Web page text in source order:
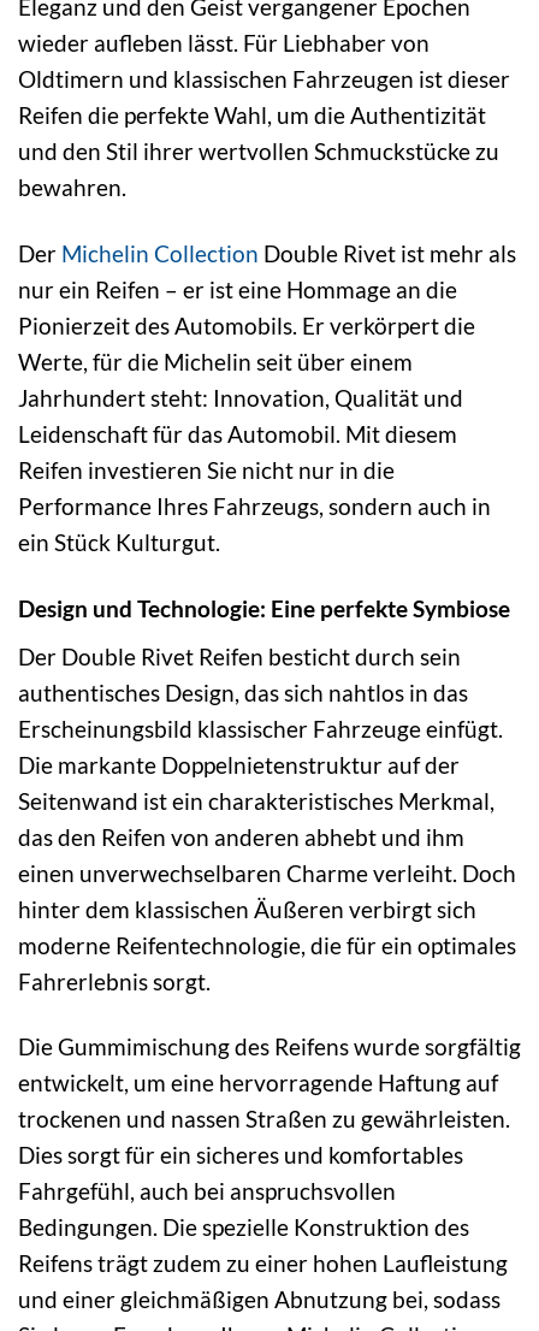
Eleganz und den Geist vergangener Epochen
wieder aufleben lässt. Für Liebhaber von
Oldtimern und klassischen Fahrzeugen ist dieser
Reifen die perfekte Wahl, um die Authentizität
und den Stil ihrer wertvollen Schmuckstücke zu
bewahren.
Der Michelin Collection Double Rivet ist mehr als
nur ein Reifen – er ist eine Hommage an die
Pionierzeit des Automobils. Er verkörpert die
Werte, für die Michelin seit über einem
Jahrhundert steht: Innovation, Qualität und
Leidenschaft für das Automobil. Mit diesem
Reifen investieren Sie nicht nur in die
Performance Ihres Fahrzeugs, sondern auch in
ein Stück Kulturgut.
Design und Technologie: Eine perfekte Symbiose
Der Double Rivet Reifen besticht durch sein
authentisches Design, das sich nahtlos in das
Erscheinungsbild klassischer Fahrzeuge einfügt.
Die markante Doppelnietenstruktur auf der
Seitenwand ist ein charakteristisches Merkmal,
das den Reifen von anderen abhebt und ihm
einen unverwechselbaren Charme verleiht. Doch
hinter dem klassischen Äußeren verbirgt sich
moderne Reifentechnologie, die für ein optimales
Fahrerlebnis sorgt.
Die Gummimischung des Reifens wurde sorgfältig
entwickelt, um eine hervorragende Haftung auf
trockenen und nassen Straßen zu gewährleisten.
Dies sorgt für ein sicheres und komfortables
Fahrgefühl, auch bei anspruchsvollen
Bedingungen. Die spezielle Konstruktion des
Reifens trägt zudem zu einer hohen Laufleistung
und einer gleichmäßigen Abnutzung bei, sodass